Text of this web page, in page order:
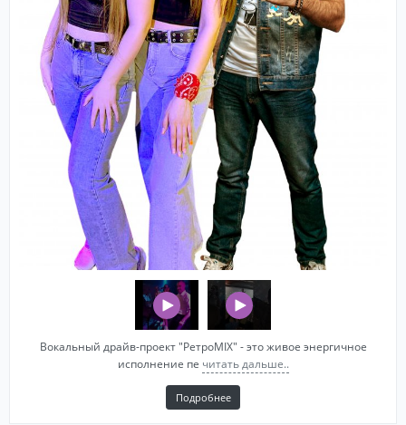
Вокальный драйв-проект "РетроMIX" - это живое энергичное
исполнение пе читать дальше..
Подробнее